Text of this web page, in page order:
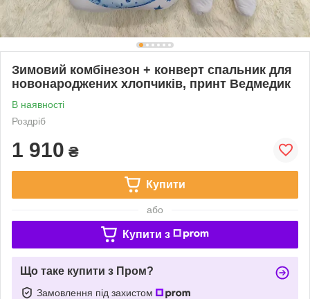
Зимовий комбінезон + конверт спальник для
новонароджених хлопчиків, принт Ведмедик
В наявності
Роздріб
1 910 ₴
Купити
або
Купити з
Що таке купити з Пром?
Замовлення під захистом